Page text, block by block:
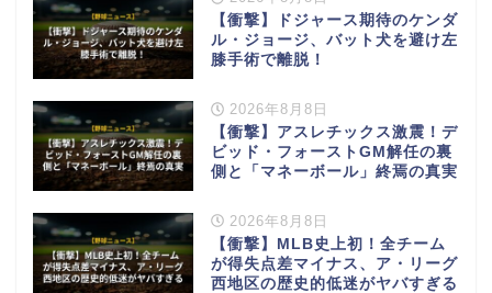
【衝撃】ドジャース期待のケンダ
ル・ジョージ、バット犬を避け左
膝手術で離脱！
2026年8月8日
【衝撃】アスレチックス激震！デ
ビッド・フォーストGM解任の裏
側と「マネーボール」終焉の真実
2026年8月8日
【衝撃】MLB史上初！全チーム
が得失点差マイナス、ア・リーグ
西地区の歴史的低迷がヤバすぎる